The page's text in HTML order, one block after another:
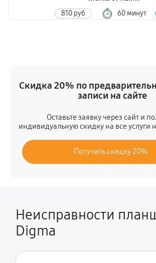
810 руб 60 минут
450 руб 60 минут
Замена задней крышки
720 руб 60 минут
Замена дисплея (экрана)
Скидка 20% по
записи на сайте
Оставьте заявку через сайт и
индивидуальную скидку на все услуги
Получить скидку 20%
Неисправности
Digma